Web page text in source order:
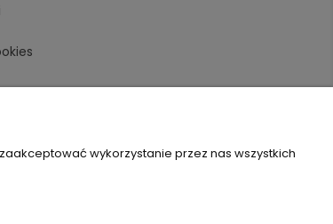
wykorzystanie przez nas wszystkich